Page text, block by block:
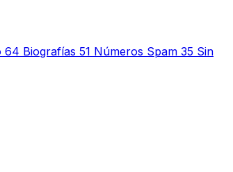
64 Biografías 51 Números Spam 35 Sin